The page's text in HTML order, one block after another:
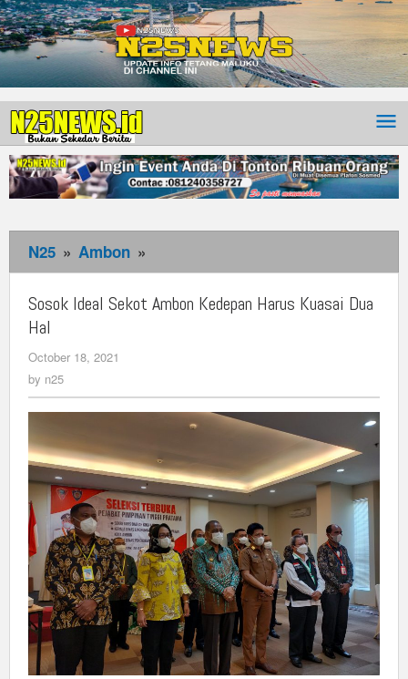
N25 » Ambon »
Ideal
Sekot
Dua
Sosok Ideal Sekot Ambon Kedepan Harus Kuasai Dua
Hal
October 18, 2021
by n25